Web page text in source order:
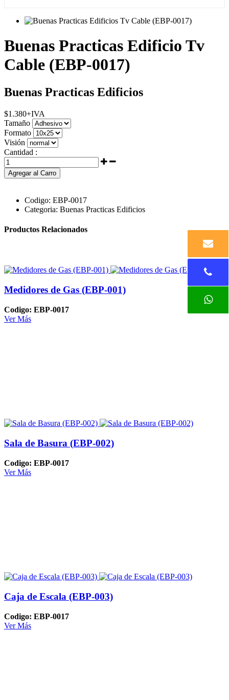
Buenas Practicas Edificio Tv
Cable (EBP-0017)
Buenas Practicas Edificios
$1.380+IVA
Tamaño
Formato
Visión
Cantidad :
Agregar al Carro
Codigo: EBP-0017
Categoria: Buenas Practicas Edificios
Productos Relacionados
Medidores de Gas (EBP-001)
Codigo: EBP-0017
Ver Más
Sala de Basura (EBP-002)
Codigo: EBP-0017
Ver Más
Caja de Escala (EBP-003)
Codigo: EBP-0017
Ver Más